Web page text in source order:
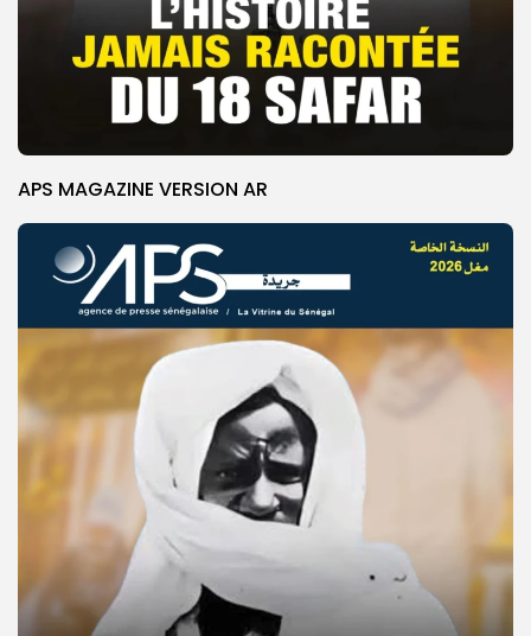
© Copyright 2025, APS
APS MAGAZINE VERSION AR